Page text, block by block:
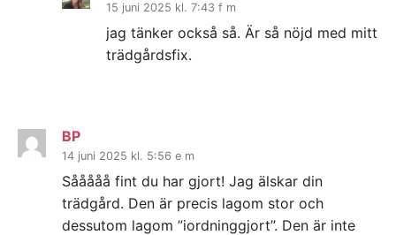
15 juni 2025 kl. 7:43 f m
jag tänker också så. Är så nöjd med mitt
trädgårdsfix.
BP
14 juni 2025 kl. 5:56 e m
Sååååå fint du har gjort! Jag älskar din
trädgård. Den är precis lagom stor och
dessutom lagom ”iordninggjort”. Den är inte